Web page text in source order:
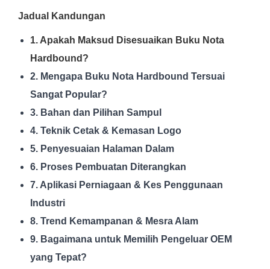
Jadual Kandungan
1. Apakah Maksud Disesuaikan Buku Nota
Hardbound?
2. Mengapa Buku Nota Hardbound Tersuai
Sangat Popular?
3. Bahan dan Pilihan Sampul
4. Teknik Cetak & Kemasan Logo
5. Penyesuaian Halaman Dalam
6. Proses Pembuatan Diterangkan
7. Aplikasi Perniagaan & Kes Penggunaan
Industri
8. Trend Kemampanan & Mesra Alam
9. Bagaimana untuk Memilih Pengeluar OEM
yang Tepat?